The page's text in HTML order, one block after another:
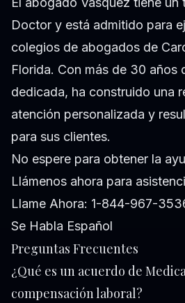
Doctor y está admitido para
colegios de abogados de
Florida. Con más de 30 años
dedicada, ha construido una
atención personalizada y
para sus clientes.
No espere para obtener la
Llámenos ahora para
Llame Ahora: 1-844-967-
Se Habla Español
Preguntas Frecuentes
¿Qué es un acuerdo de
compensación laboral?